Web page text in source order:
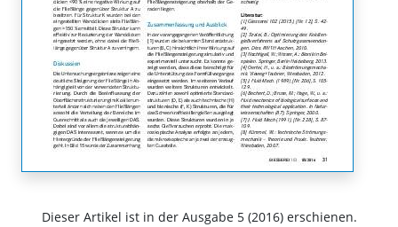
Dieser Artikel ist in der Ausgabe 5 (2016) erschienen.